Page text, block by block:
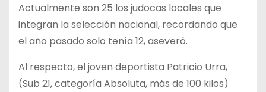
Actualmente son 25 los judocas locales que
integran la selección nacional, recordando que
el año pasado solo tenía 12, aseveró.
Al respecto, el joven deportista Patricio Urra,
(Sub 21, categoría Absoluta, más de 100 kilos)